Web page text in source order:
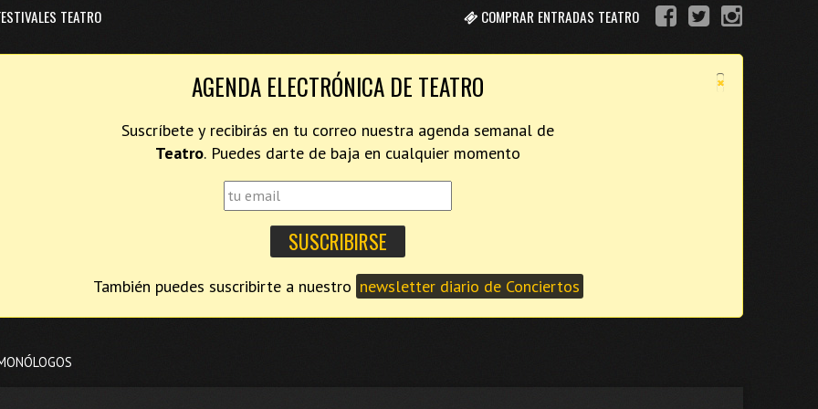
COMPRAR ENTRADAS TEATRO
TEATRO
×
AGENDA ELECTRÓNICA DE TEATRO
Suscríbete y recibirás en tu correo nuestra agenda semanal de
Teatro. Puedes darte de baja en cualquier momento
También puedes suscribirte a nuestro newsletter diario de Conciertos